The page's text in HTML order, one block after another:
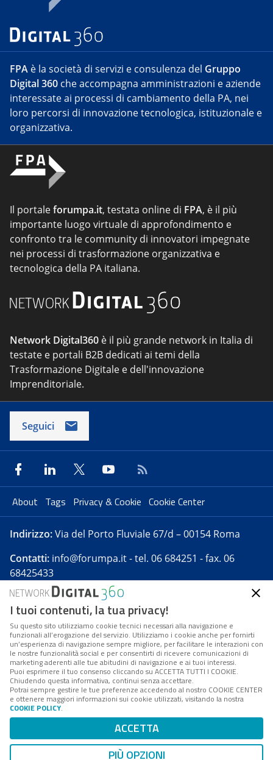
FPA è la società di servizi e consulenza del Gruppo
Digital 360 che accompagna amministrazioni e aziende
interessate ai processi di cambiamento della PA, nei
loro percorsi di innovazione tecnologica, istituzionale e
organizzativa.
Il portaleforumpa.it, testata online di FPA, è il più
importante luogo virtuale di approfondimento e
confronto tra le community di innovatori impegnate
nei processi di trasformazione organizzativa e
tecnologica della PA italiana.
Network Digital360 è il più grande network in Italia di
testate e portali B2B dedicati ai temi della
Trasformazione Digitale e dell'innovazione
Imprenditoriale.
Seguici
About Tags Privacy & Cookie Cookie Center
Indirizzo:Via del Porto Fluviale 67/d – 00154 Roma
Contatti: info@forumpa.it- tel. 06 684251 - fax. 06
68425433
Forumpa.itè una pubblicazione telematica iscritta
presso Registro della stampa del Tribunale di Roma -
Reg. n. 182 del 2 maggio 2008 - Direttore resp. Michela
Stentella
FPA s.r.l. è società soggetta a Direzione e
Coordinamento da parte di Digital360 S.p.A. - FPA s.r.l.
è un'azienda certificata per il sistema di management
Codice Fiscale/Partita IVA n. 10693191008 - R.E.A. Roma
n. 1249791. ISP AWS
Mappa del sito
I tuoi contenuti, la tua privacy!
Su questo sito utilizziamo cookie tecnici necessari alla navigazione e
funzionali all’erogazione del servizio. Utilizziamo i cookie anche per fornirti
un’esperienza di navigazione sempre migliore, per facilitare le interazioni con
le nostre funzionalità social e per consentirti di ricevere comunicazioni di
marketing aderenti alle tue abitudini di navigazione e ai tuoi interessi.
Puoi esprimere il tuo consenso cliccando su ACCETTA TUTTI I COOKIE.
Chiudendo questa informativa, continui senza accettare.
Potrai sempre gestire le tue preferenze accedendo al nostro COOKIE CENTER
e ottenere maggiori informazioni sui cookie utilizzati, visitando la nostra
COOKIE POLICY.
ACCETTA
PIÙ OPZIONI